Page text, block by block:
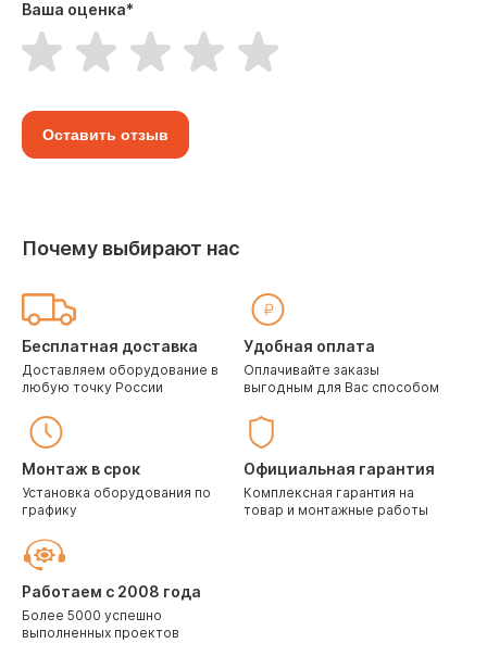
Ваша оценка*
Оставить отзыв
Почему выбирают нас
Бесплатная доставка
Доставляем оборудование в
любую точку России
Удобная оплата
Оплачивайте заказы
выгодным для Вас способом
Монтаж в срок
Установка оборудования по
графику
Официальная гарантия
Комплексная гарантия на
товар и монтажные работы
Работаем с 2008 года
Более 5000 успешно
выполненных проектов